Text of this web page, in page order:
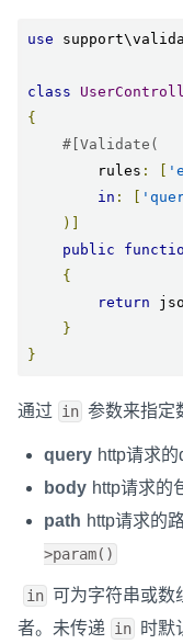
use
class
{
#[Validate(
        rules
:
in :
)]
public
{
return
}
}
通过 in 参数来指定
query http请求
body http请求的
path http请求的
>param()
in 可为字符串或数
者。未传递
in 时默